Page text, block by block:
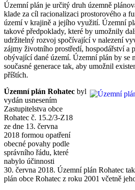
Územní plán je určitý druh územně
klade za cíl racionalizaci prostorového a
území v krajině a jejího využití. Územní
takové předpoklady, které by umožnily
udržitelný rozvoj spočívající v nalezení
zájmy životního prostředí, hospodářství a
obývající dané území. Územní plán by se
současné generace tak, aby umožnil
příštích.
Územní plán Rohatec byl
vydán usnesením
Zastupitelstva obce
Rohatec č. 15.2/3-Z18
ze dne 13. června
2018 formou opatření
obecné povahy podle
správního řádu, které
nabylo účinnosti
30. června 2018. Územní plán Rohatec
plán obce Rohatec z roku 2001 včetně